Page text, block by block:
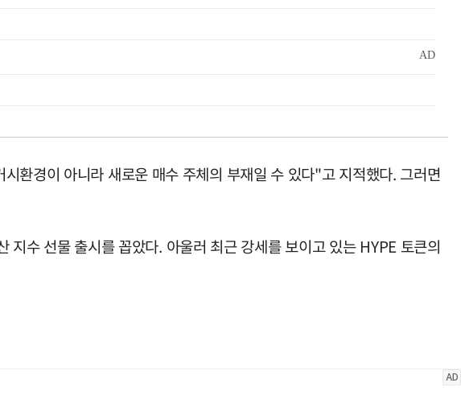
환경이 아니라 새로운 매수 주체의 부재일 수 있다"고 지적했다. 그러면
수 선물 출시를 꼽았다. 아울러 최근 강세를 보이고 있는 HYPE 토큰의